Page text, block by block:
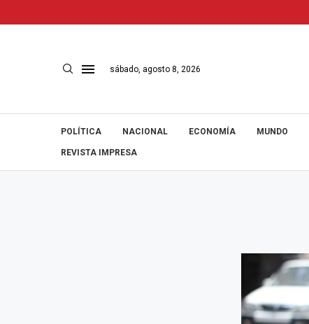
sábado, agosto 8, 2026
POLÍTICA NACIONAL ECONOMÍA MUNDO
REVISTA IMPRESA